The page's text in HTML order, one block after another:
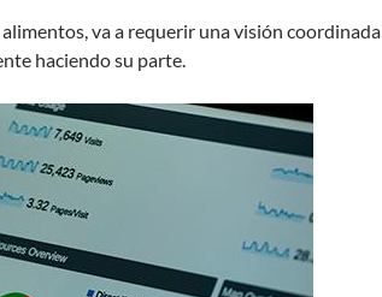
va a requerir una visión coordinada
haciendo su parte.